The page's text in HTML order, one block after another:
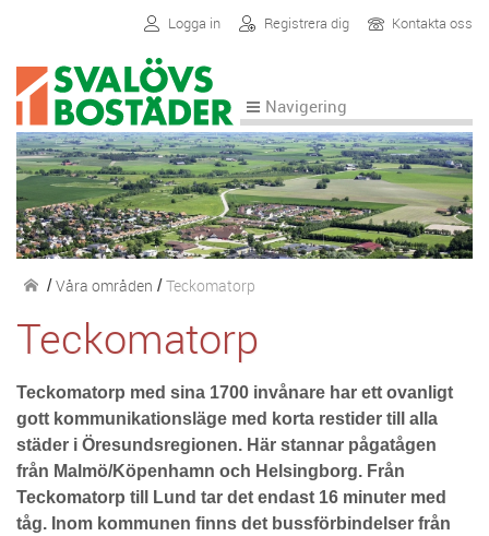
Logga in Registrera dig Kontakta oss
Navigering
/Våra områden /Teckomatorp
Teckomatorp
Teckomatorp med sina 1700 invånare har ett ovanligt
gott kommunikationsläge med korta restider till alla
städer i Öresundsregionen. Här stannar pågatågen
från Malmö/Köpenhamn och Helsingborg. Från
Teckomatorp till Lund tar det endast 16 minuter med
tåg. Inom kommunen finns det bussförbindelser från